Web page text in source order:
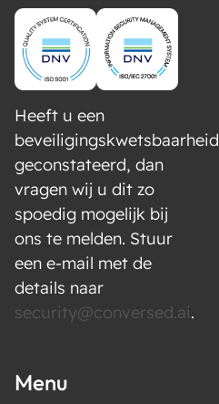
Heeft u een
beveiligingskwetsbaarheid
geconstateerd, dan
vragen wij u dit zo
spoedig mogelijk bij
ons te melden. Stuur
een e-mail met de
details naar
security@conversed.ai.
Menu